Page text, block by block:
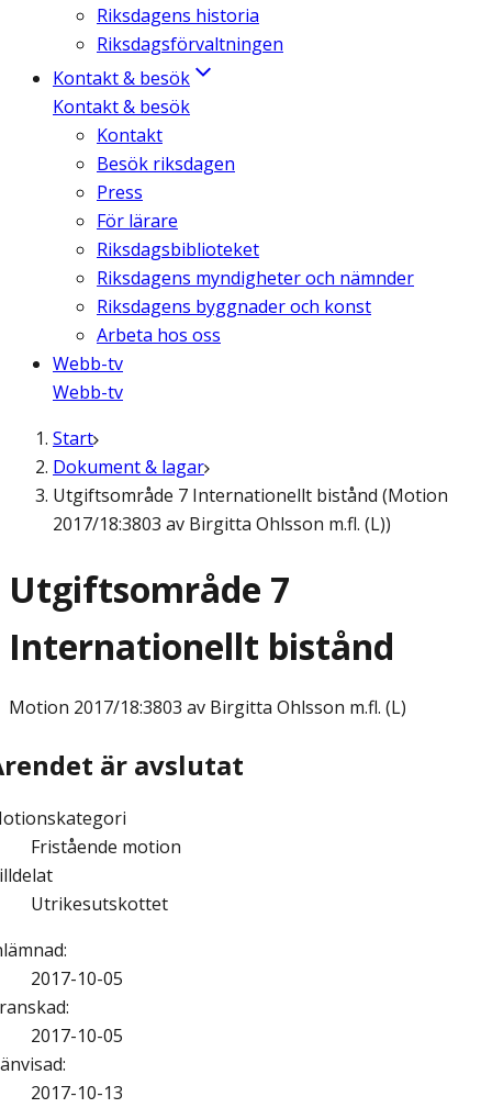
Riksdagens historia
Riksdagsförvaltningen
Kontakt & besök
Kontakt & besök
Kontakt
Besök riksdagen
Press
För lärare
Riksdagsbiblioteket
Riksdagens myndigheter och nämnder
Riksdagens byggnader och konst
Arbeta hos oss
Webb-tv
Webb-tv
Start
Dokument & lagar
Utgiftsområde 7 Internationellt bistånd (Motion
2017/18:3803 av Birgitta Ohlsson m.fl. (L))
Utgiftsområde 7
Internationellt bistånd
Motion 2017/18:3803 av Birgitta Ohlsson m.fl. (L)
är avslutat
Fristående motion
Utrikesutskottet
:
2017-10-05
:
2017-10-05
:
2017-10-13